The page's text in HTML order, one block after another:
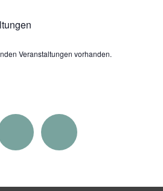
Veranstaltungen vorhanden.